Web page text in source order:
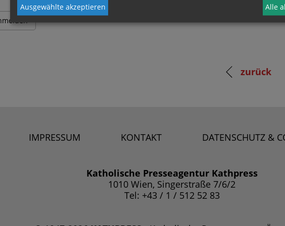
zurück
IMPRESSUM KONTAKT DATENSCHUTZ &
Katholische Presseagentur Kathpress
1010 Wien, Singerstraße 7/6/2
Tel: +43 / 1 / 512 52 83
Ausgewählte akzeptieren Alle